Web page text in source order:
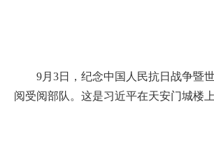
9月3日，纪念中国人民抗日战争暨
阅受阅部队。这是习近平在天安门城楼